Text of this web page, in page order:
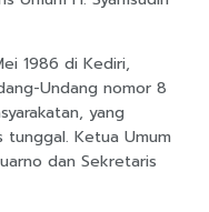
1986 di Kediri,
Undang nomor 8
yang
tunggal. Ketua Umum
dan Sekretaris